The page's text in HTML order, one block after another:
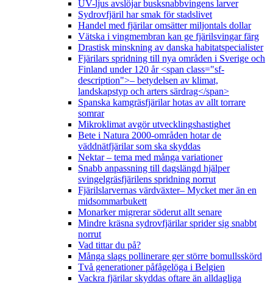
UV-ljus avslöjar busksnabbvingens larver
Sydrovfjäril har smak för stadslivet
Handel med fjärilar omsätter miljontals dollar
Vätska i vingmembran kan ge fjärilsvingar färg
Drastisk minskning av danska habitatspecialister
Fjärilars spridning till nya områden i Sverige och
Finland under 120 år <span class="sf-
description">– betydelsen av klimat,
landskapstyp och arters särdrag</span>
Spanska kamgräsfjärilar hotas av allt torrare
somrar
Mikroklimat avgör utvecklingshastighet
Bete i Natura 2000-områden hotar de
väddnätfjärilar som ska skyddas
Nektar – tema med många variationer
Snabb anpassning till dagslängd hjälper
svingelgräsfjärilens spridning norrut
Fjärilslarvernas värdväxter– Mycket mer än en
midsommarbukett
Monarker migrerar söderut allt senare
Mindre kräsna sydrovfjärilar sprider sig snabbt
norrut
Vad tittar du på?
Många slags pollinerare ger större bomullsskörd
Två generationer påfågelöga i Belgien
Vackra fjärilar skyddas oftare än alldagliga